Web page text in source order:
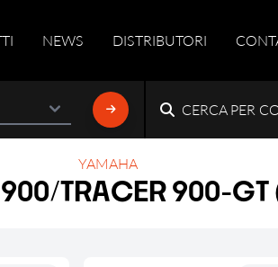
NEWS DISTRIBUTORI
CERCA PER
YAMAHA
900/TRACER 900-GT